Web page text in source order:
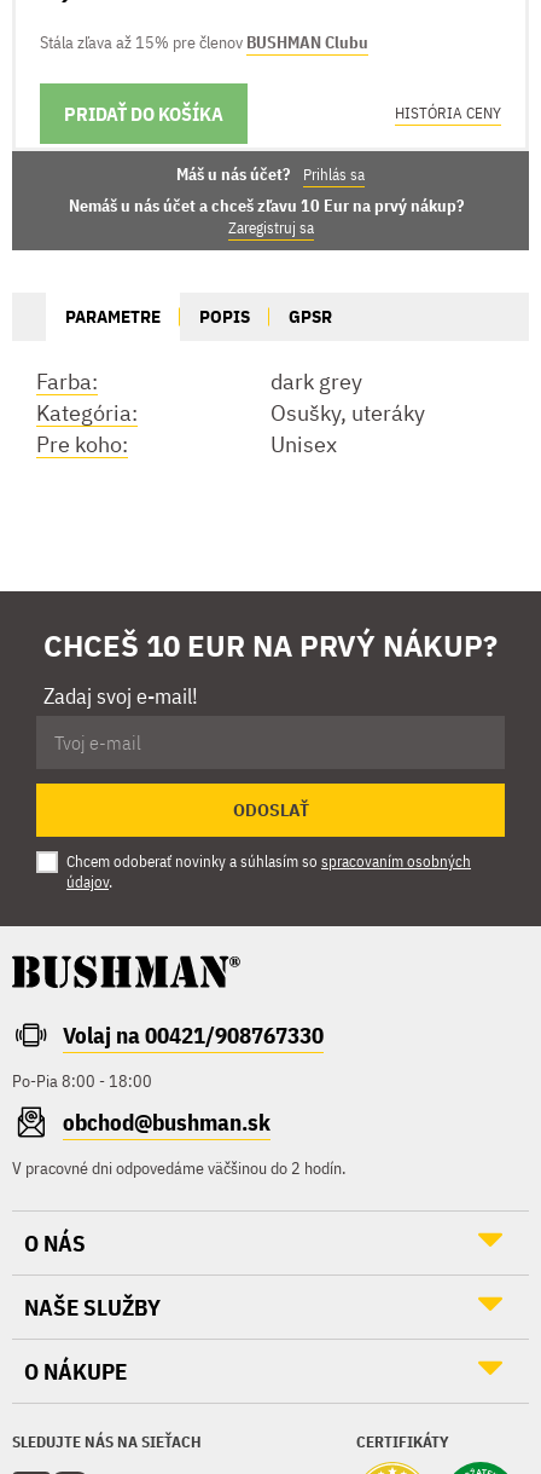
Stála zľava až 15% pre členov BUSHMAN Clubu
PRIDAŤ DO KOŠÍKA
MOŽNOSTI DORUČENIA HISTÓRIA CENY
Máš u nás účet? Prihlás sa
Nemáš u nás účet a chceš zľavu 10 Eur na prvý nákup?
Zaregistruj sa
PARAMETRE POPIS GPSR
Farba:
dark grey
Kategória:
Osušky, uteráky
Pre koho:
Unisex
CHCEŠ 10 EUR NA PRVÝ NÁKUP?
Zadaj svoj e-mail!
ODOSLAŤ
Chcem odoberať novinky a súhlasím so spracovaním osobných
údajov.
Volaj na 00421/908767330
Po-Pia 8:00 - 18:00
obchod@bushman.sk
V pracovné dni odpovedáme väčšinou do 2 hodín.
SLEDUJTE NÁS NA SIEŤACH CERTIFIKÁTY
O NÁS
NAŠE SLUŽBY
O NÁKUPE